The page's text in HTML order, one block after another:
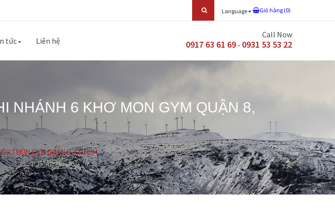
Language Giỏ hàng (0)
tức Liên hệ
Call Now
0917 63 61 69 - 0931 53 53 22
NHÁNH 6 KHƠ MON GYM QUẬN 8,
MON GYM QUẬN 8, TP.HCM